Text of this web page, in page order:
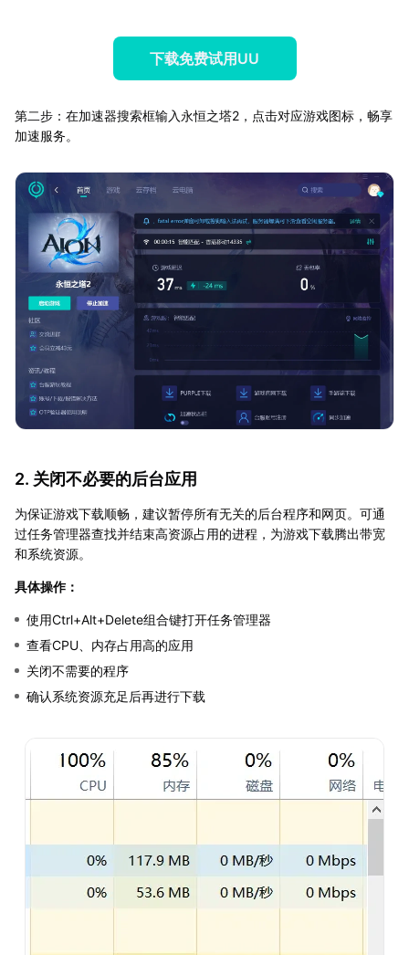
下载免费试用UU
第二步：在加速器搜索框输入永恒之塔2，点击对应游戏图标，畅享
加速服务。
2. 关闭不必要的后台应用
为保证游戏下载顺畅，建议暂停所有无关的后台程序和网页。可通
过任务管理器查找并结束高资源占用的进程，为游戏下载腾出带宽
和系统资源。
具体操作：
使用Ctrl+Alt+Delete组合键打开任务管理器
查看CPU、内存占用高的应用
关闭不需要的程序
确认系统资源充足后再进行下载